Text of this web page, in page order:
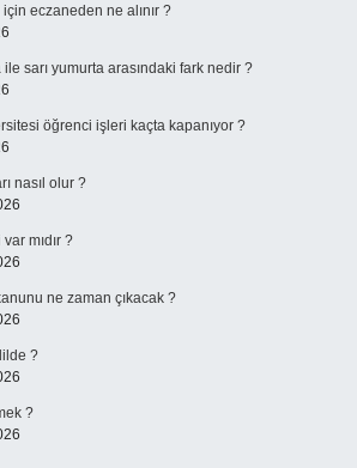
eczaneden ne alınır ?
sarı yumurta arasındaki fark nedir ?
öğrenci işleri kaçta kapanıyor ?
nasıl olur ?
mıdır ?
ne zaman çıkacak ?
?
?